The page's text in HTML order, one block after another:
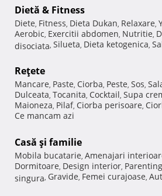
Dietă & Fitness
Diete, Fitness, Dieta Dukan, Relaxare,
Aerobic, Exercitii abdomen, Nutritie,
disociata, Silueta, Dieta ketogenica,
Reţete
Mancare, Paste, Ciorba, Peste, Sos,
Dulceata, Tocanita, Cocktail, Supa
Maioneza, Pilaf, Ciorba perisoare,
Ce mancam azi
Casă şi familie
Mobila bucatarie, Amenajari
Dormitoare, Design interior, Parenting
singura, Gravide, Femei curajoase,